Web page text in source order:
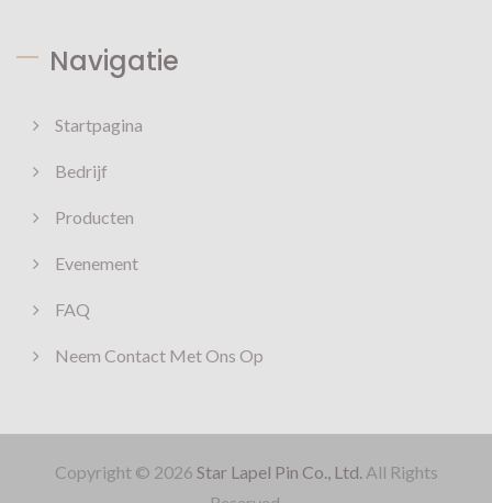
Navigatie
Startpagina
Bedrijf
Producten
Evenement
FAQ
Neem Contact Met Ons Op
Copyright © 2026 Star Lapel Pin Co., Ltd.All Rights